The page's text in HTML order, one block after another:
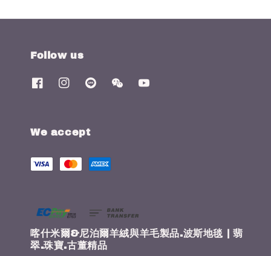
Follow us
We accept
喀什米爾&尼泊爾羊絨與羊毛製品.波斯地毯 | 翡
翠.珠寶.古董精品